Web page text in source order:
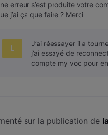
erreur s’est produite votre
j’ai ça que faire ? Merci
L
J’ai réessayer il a
j’ai essayé de
compte my voo pour
sur la publication de